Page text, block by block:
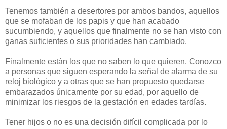
Tenemos también a desertores por ambos bandos, aquellos
que se mofaban de los papis y que han acabado
sucumbiendo, y aquellos que finalmente no se han visto con
ganas suficientes o sus prioridades han cambiado.
Finalmente están los que no saben lo que quieren. Conozco
a personas que siguen esperando la señal de alarma de su
reloj biológico y a otras que se han propuesto quedarse
embarazados únicamente por su edad, por aquello de
minimizar los riesgos de la gestación en edades tardías.
Tener hijos o no es una decisión difícil complicada por lo